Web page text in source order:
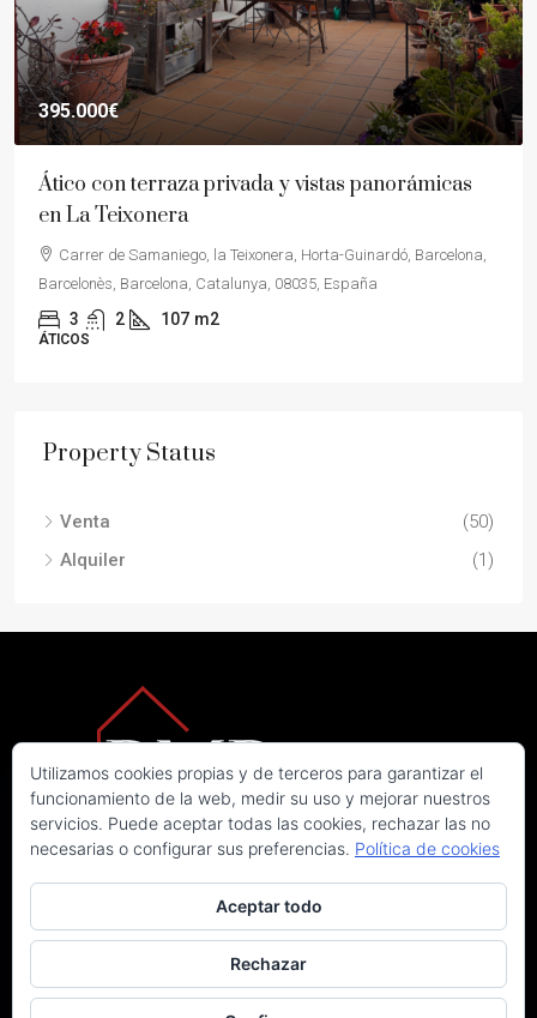
395.000€
Ático con terraza privada y vistas panorámicas
en La Teixonera
Carrer de Samaniego, la Teixonera, Horta-Guinardó, Barcelona,
Barcelonès, Barcelona, Catalunya, 08035, España
3 2 107 m2
ÁTICOS
Property Status
Venta
(50)
Alquiler
(1)
© RMP Real Estate. Todos los derechos reservados
Política de privacidad
Utilizamos cookies propias y de terceros para garantizar el
funcionamiento de la web, medir su uso y mejorar nuestros
servicios. Puede aceptar todas las cookies, rechazar las no
necesarias o configurar sus preferencias. Política de cookies
Aceptar todo
Rechazar